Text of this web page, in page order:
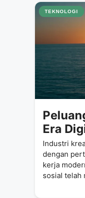
TEKNOLOGI
Era
Karier
Industri
dengan
kerja
sosial telah